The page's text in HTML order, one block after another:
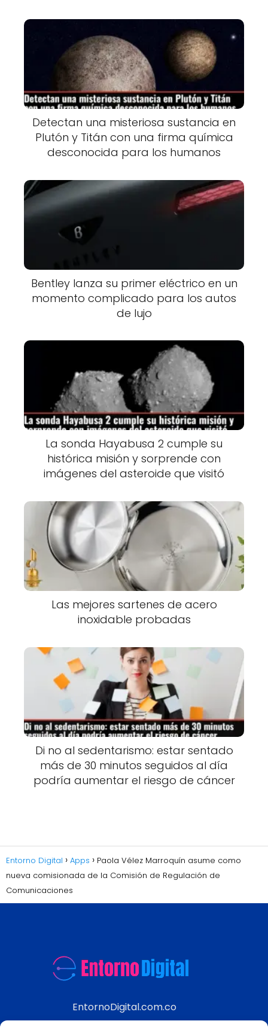
Detectan una misteriosa sustancia en
Plutón y Titán con una firma química
desconocida para los humanos
Bentley lanza su primer eléctrico en un
momento complicado para los autos
de lujo
La sonda Hayabusa 2 cumple su
histórica misión y sorprende con
imágenes del asteroide que visitó
Las mejores sartenes de acero
inoxidable probadas
Di no al sedentarismo: estar sentado
más de 30 minutos seguidos al día
podría aumentar el riesgo de cáncer
Entorno Digital Apps
Paola Vélez Marroquín asume como
nueva comisionada de la Comisión de Regulación de
Comunicaciones
EntornoDigital.com.co